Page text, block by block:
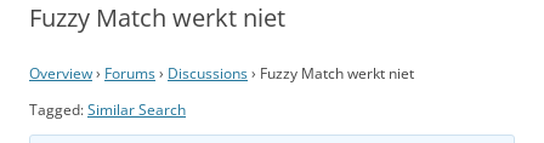
Fuzzy Match werkt niet
Overview› Forums› Discussions› Fuzzy Match werkt niet
Tagged:Similar Search